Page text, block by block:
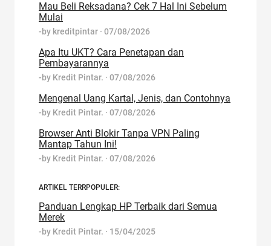
Mau Beli Reksadana? Cek 7 Hal Ini Sebelum
Mulai
-by kreditpintar · 07/08/2026
Apa Itu UKT? Cara Penetapan dan
Pembayarannya
-by Kredit Pintar. · 07/08/2026
Mengenal Uang Kartal, Jenis, dan Contohnya
-by Kredit Pintar. · 07/08/2026
Browser Anti Blokir Tanpa VPN Paling
Mantap Tahun Ini!
-by Kredit Pintar. · 07/08/2026
ARTIKEL TERRPOPULER:
Panduan Lengkap HP Terbaik dari Semua
Merek
-by Kredit Pintar. · 15/04/2025